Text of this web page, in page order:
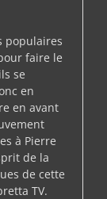
populaires
faire le
se
en
en avant
à Pierre
de la
de cette
TV.